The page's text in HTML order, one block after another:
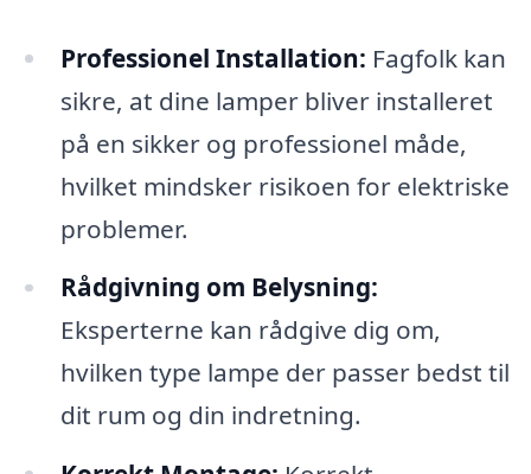
Professionel Installation: Fagfolk kan
sikre, at dine lamper bliver installeret
på en sikker og professionel måde,
hvilket mindsker risikoen for elektriske
problemer.
Rådgivning om Belysning:
Eksperterne kan rådgive dig om,
hvilken type lampe der passer bedst til
dit rum og din indretning.